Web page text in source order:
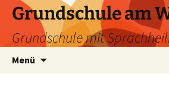
Zum
Inhalt
springen
Grundschule am
Grundschule mit
Menü